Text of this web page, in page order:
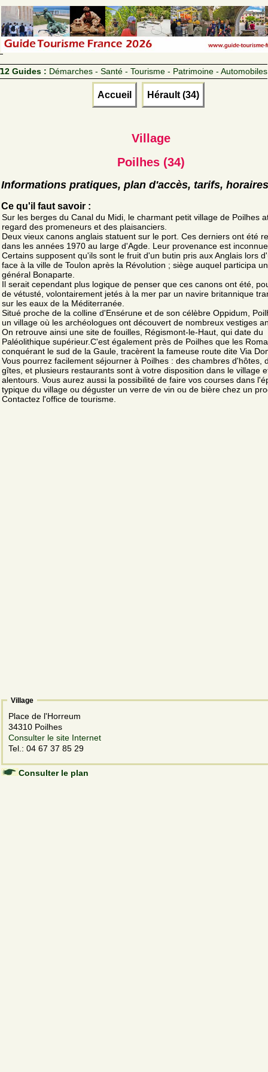
12 Guides : Démarches - Santé - Tourisme - Patrimoine - Automobiles
Accueil Hérault (34)
Village
Poilhes (34)
Informations pratiques, plan d'accès, tarifs, horaires
Ce qu'il faut savoir :
Sur les berges du Canal du Midi, le charmant petit village de Poilhes
regard des promeneurs et des plaisanciers.
Deux vieux canons anglais statuent sur le port. Ces derniers ont été
dans les années 1970 au large d'Agde. Leur provenance est
Certains supposent qu'ils sont le fruit d'un butin pris aux Anglais lors
face à la ville de Toulon après la Révolution ; siège auquel participa
général Bonaparte.
Il serait cependant plus logique de penser que ces canons ont été,
de vétusté, volontairement jetés à la mer par un navire britannique
sur les eaux de la Méditerranée.
Situé proche de la colline d'Ensérune et de son célèbre Oppidum,
un village où les archéologues ont découvert de nombreux vestiges
On retrouve ainsi une site de fouilles, Régismont-le-Haut, qui date du
Paléolithique supérieur.C'est également près de Poilhes que les
conquérant le sud de la Gaule, tracèrent la fameuse route dite Via
Vous pourrez facilement séjourner à Poilhes : des chambres d'hôtes,
gîtes, et plusieurs restaurants sont à votre disposition dans le village
alentours. Vous aurez aussi la possibilité de faire vos courses dans
typique du village ou déguster un verre de vin ou de bière chez un
Contactez l'office de tourisme.
Village
Place de l'Horreum
34310 Poilhes
Consulter le site Internet
Tel.: 04 67 37 85 29
Consulter le plan